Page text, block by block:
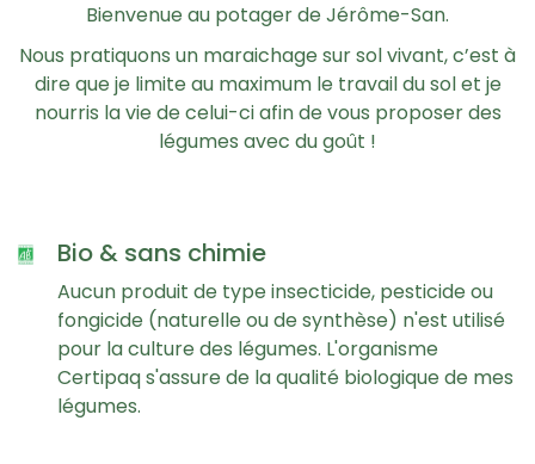
Bienvenue au potager de Jérôme-San.
Nous pratiquons un maraichage sur sol vivant, c’est à
dire que je limite au maximum le travail du sol et je
nourris la vie de celui-ci afin de vous proposer des
légumes avec du goût !
Bio & sans chimie
Aucun produit de type insecticide, pesticide ou
fongicide (naturelle ou de synthèse) n'est utilisé
pour la culture des légumes. L'organisme
Certipaq s'assure de la qualité biologique de mes
légumes.